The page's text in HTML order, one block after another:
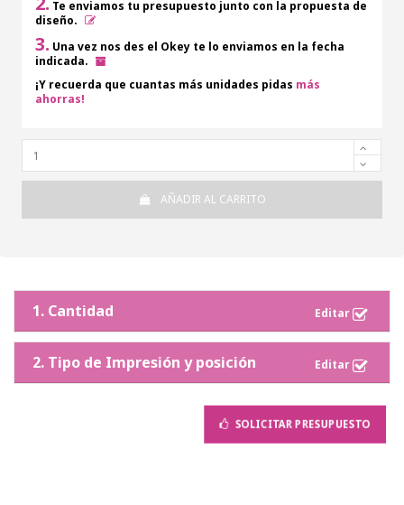
Te enviamos tu presupuesto junto con la propuesta de
diseño.
3. Una vez nos des el Okey te lo enviamos en la fecha
indicada.
¡Y recuerda que cuantas más unidades pidas más
ahorras!
AÑADIR AL CARRITO
1. Cantidad
2. Tipo de Impresión y posición
SOLICITAR PRESUPUESTO